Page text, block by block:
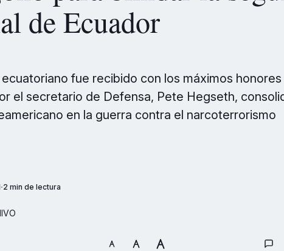
de Ecuador
ecuatoriano fue recibido con los máximos
el secretario de Defensa, Pete Hegseth,
en la guerra contra el narcoterrorismo
2 min de lectura